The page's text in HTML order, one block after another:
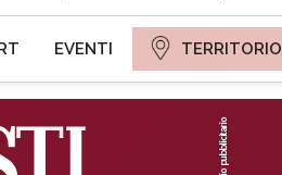
EVENTI TERRITORIO